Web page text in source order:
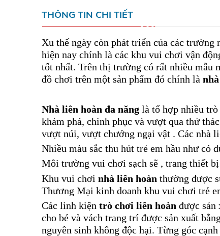
THÔNG TIN CHI TIẾT
Xu thế ngày còn phát triển của các
hiện nay chính là các khu vui chơi vận
tốt nhất. Trên thị trường có rất nhiều mẫu
đồ chơi trên một sản phẩm đó chính là
Nhà liên hoàn đa năng là tổ hợp nhiều
khám phá, chinh phục và vượt qua thử
vượt núi, vượt chướng ngại vật . Các nhà
Nhiều màu sắc thu hút trẻ em hầu như có
Môi trường vui chơi sạch sẽ , trang thiết
Khu vui chơi nhà liên hoàn thường được
Thương Mại kinh doanh khu vui chơi trẻ
Các linh kiện trò chơi liên hoàn được sản
cho bé và vách trang trí được sản xuất
nguyên sinh không độc hại. Từng góc